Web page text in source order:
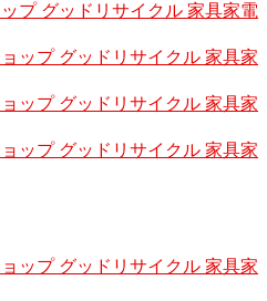
プ グッドリサイクル 家具家電
ップ グッドリサイクル 家具家
ップ グッドリサイクル 家具家
ップ グッドリサイクル 家具家
ップ グッドリサイクル 家具家